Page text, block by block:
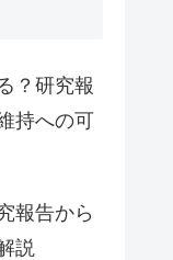
？研究報
持への可
報告から
説